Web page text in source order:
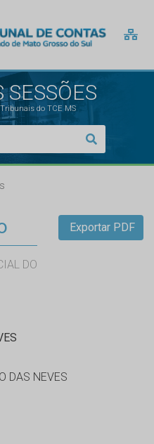
SESSÕES
do TCE MS
DO
Exportar PDF
DAS NEVES